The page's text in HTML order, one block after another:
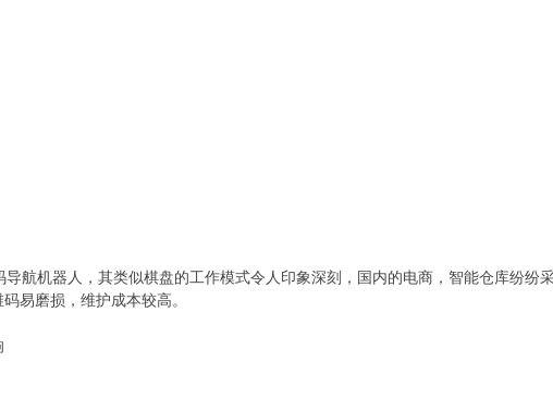
航机器人，其类似棋盘的工作模式令人印象深刻，国内的电商，智能仓库纷纷
易磨损，维护成本较高。